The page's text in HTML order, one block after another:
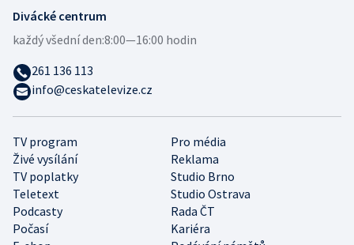
TV program
Pro média
Živé vysílání
Reklama
TV poplatky
Studio Brno
Teletext
Studio Ostrava
Podcasty
Rada ČT
Počasí
Kariéra
Divácké centrum
každý všední den:8:00—16:00 hodin
261 136 113
info@ceskatelevize.cz